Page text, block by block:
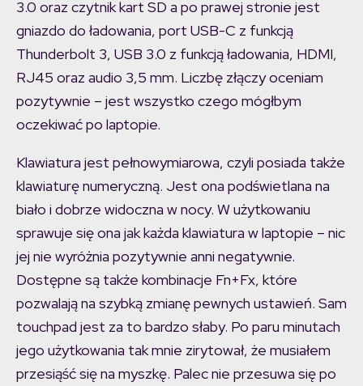
3.0 oraz czytnik kart SD a po prawej stronie jest
gniazdo do ładowania, port USB-C z funkcją
Thunderbolt 3, USB 3.0 z funkcją ładowania, HDMI,
RJ45 oraz audio 3,5 mm. Liczbę złączy oceniam
pozytywnie – jest wszystko czego mógłbym
oczekiwać po laptopie.
Klawiatura jest pełnowymiarowa, czyli posiada także
klawiaturę numeryczną. Jest ona podświetlana na
biało i dobrze widoczna w nocy. W użytkowaniu
sprawuje się ona jak każda klawiatura w laptopie – nic
jej nie wyróżnia pozytywnie anni negatywnie.
Dostępne są także kombinacje Fn+Fx, które
pozwalają na szybką zmianę pewnych ustawień. Sam
touchpad jest za to bardzo słaby. Po paru minutach
jego użytkowania tak mnie zirytował, że musiałem
przesiąść się na myszkę. Palec nie przesuwa się po